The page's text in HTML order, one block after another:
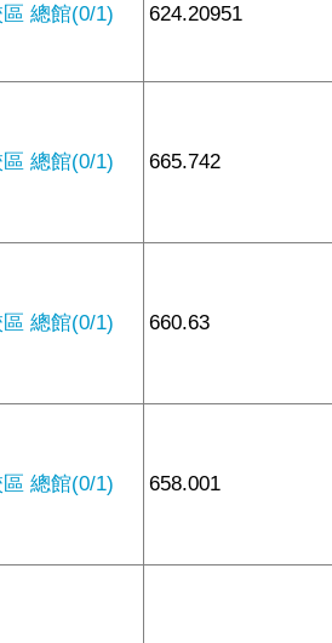
總館(0/1) 624.20951
總館(0/1) 665.742
總館(0/1) 660.63
總館(0/1) 658.001